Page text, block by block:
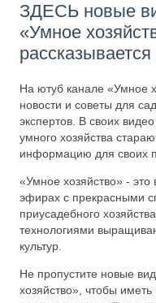
ЗДЕСЬ новые
«Умное
На ютуб канале «Умное
новости и советы для
экспертов. В своих
умного хозяйства
информацию для своих
«Умное хозяйство» - это
эфирах с прекрасными
приусадебного
технологиями
культур.
Не пропустите новые
хозяйство», чтобы